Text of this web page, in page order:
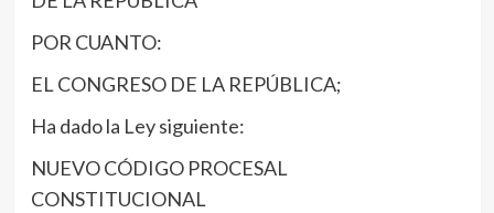
POR CUANTO:
EL CONGRESO DE LA REPÚBLICA;
Ha dado la Ley siguiente:
NUEVO CÓDIGO PROCESAL
CONSTITUCIONAL